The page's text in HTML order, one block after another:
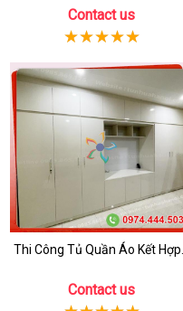
Contact us
Thi Công Tủ Quần Áo Kết Hợp...
Contact us